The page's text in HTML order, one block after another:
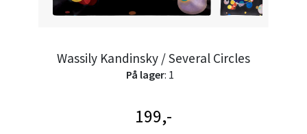
Wassily Kandinsky / Several Circles
På lager: 1
199,-